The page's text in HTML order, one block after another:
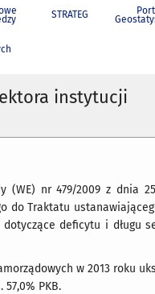
STRATEG
instytucji
(WE) nr 479/2009 z dnia
do Traktatu
deficytu i
w 2013 roku
PKB.